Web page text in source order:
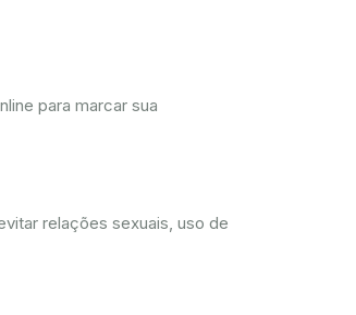
para marcar sua
relações sexuais, uso de